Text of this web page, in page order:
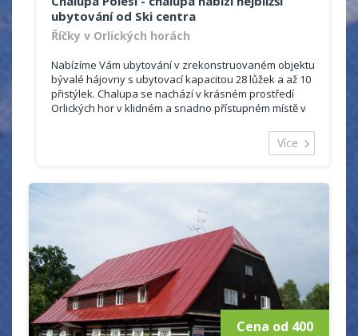
2 x 4-6 lůžek
ubytování od Ski centra
Říčky v Orlických horách
Nabízíme Vám ubytování v zrekonstruovaném objektu
bývalé hájovny s ubytovací kapacitou 28 lůžek a až 10
přistýlek. Chalupa se nachází v krásném prostředí
Orlických hor v klidném a snadno přístupném místě v
poskytujeme v zimním období slevu 20 % na jízdné v
30 % na aktivity lanového parku Říčky.
Více
Cena od 400